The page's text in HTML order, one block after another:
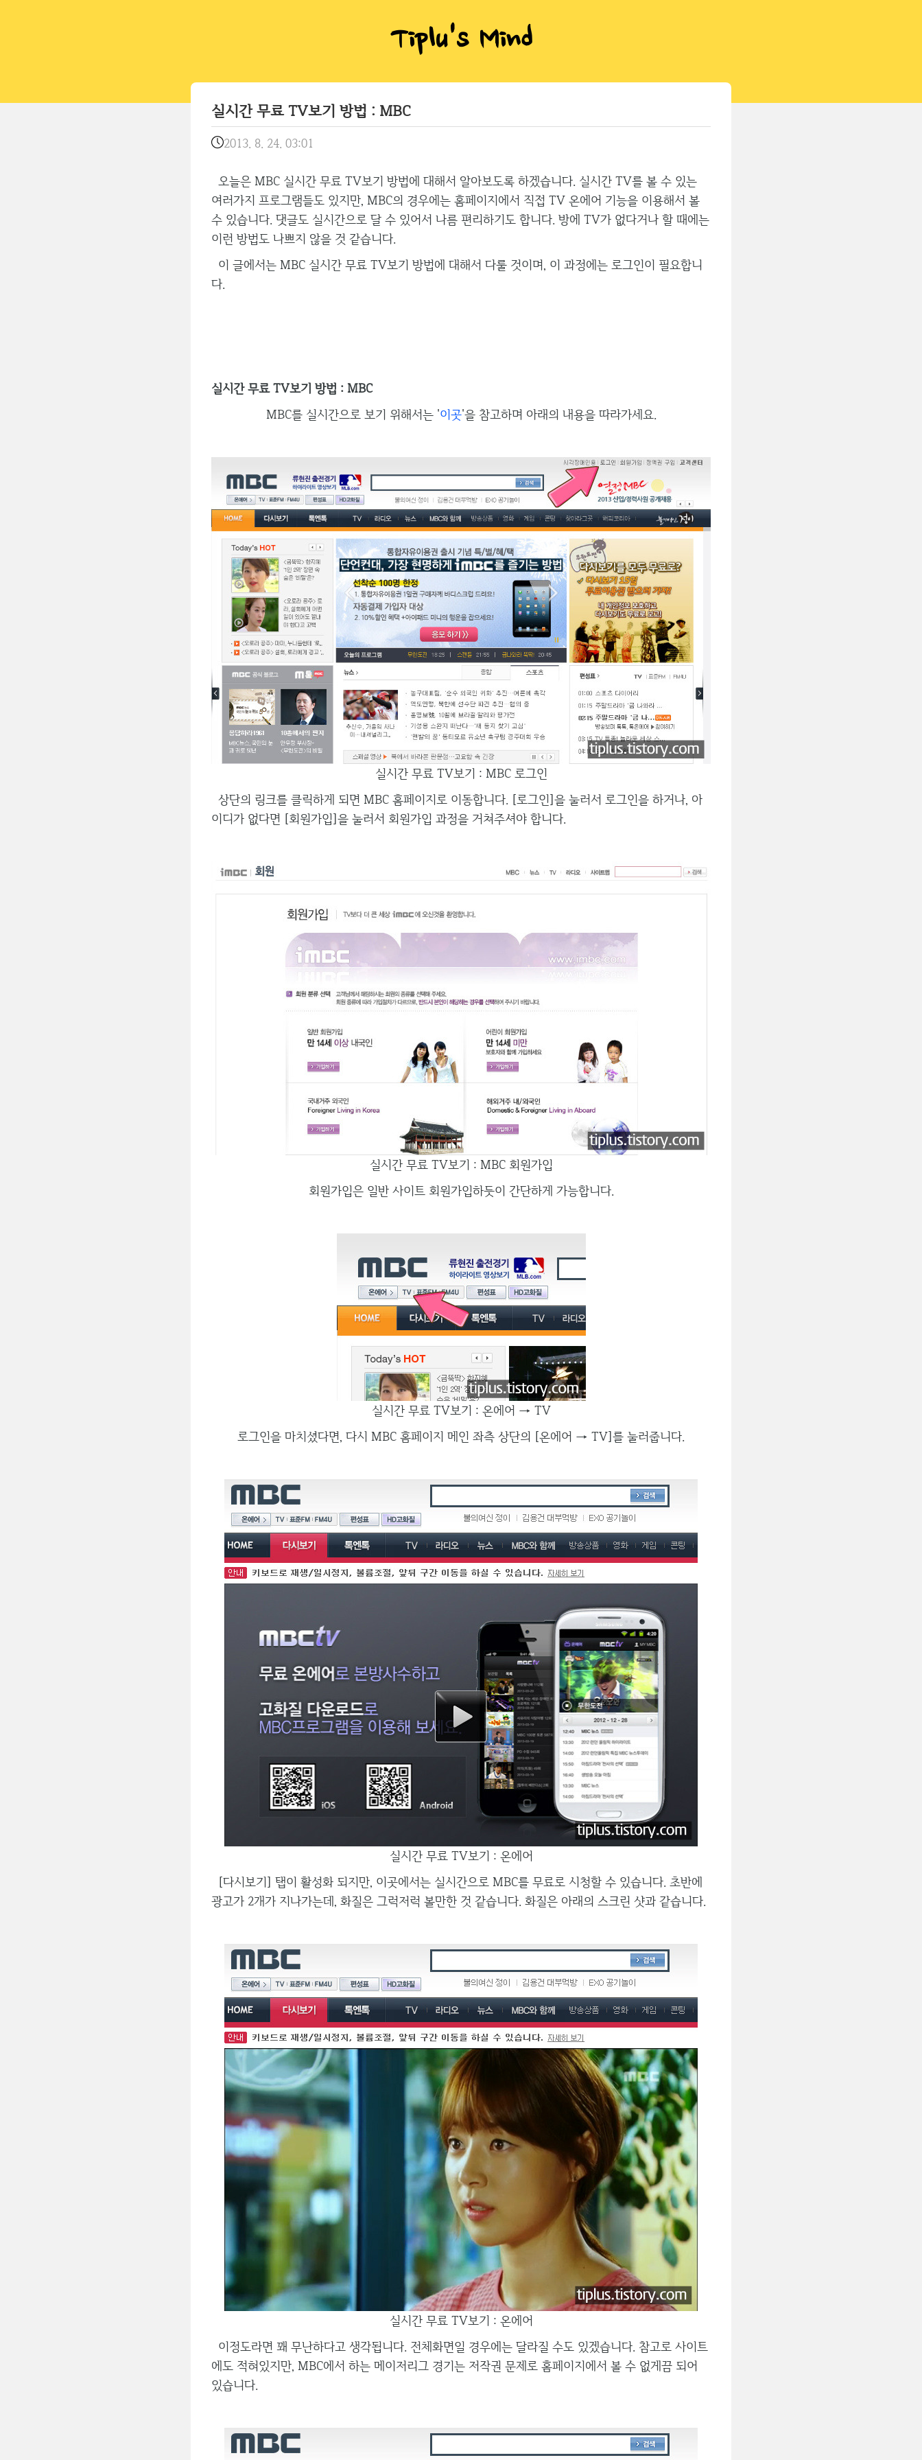
Tiplu's Mind
실시간 무료 TV보기 방법 : MBC
2013. 8. 24. 03:01
오늘은 MBC 실시간 무료 TV보기 방법에 대해서 알아보도록 하겠습니다. 실시간 TV를 볼 수 있는
여러가지 프로그램들도 있지만, MBC의 경우에는 홈페이지에서 직접 TV 온에어 기능을 이용해서 볼
수 있습니다. 댓글도 실시간으로 달 수 있어서 나름 편리하기도 합니다. 방에 TV가 없다거나 할 때에는
이런 방법도 나쁘지 않을 것 같습니다.
이 글에서는 MBC 실시간 무료 TV보기 방법에 대해서 다룰 것이며, 이 과정에는 로그인이 필요합니
다.
실시간 무료 TV보기 방법 : MBC
MBC를 실시간으로 보기 위해서는 '이곳'을 참고하며 아래의 내용을 따라가세요.
실시간 무료 TV보기 : MBC 로그인
상단의 링크를 클릭하게 되면 MBC 홈페이지로 이동합니다. [로그인]을 눌러서 로그인을 하거나, 아
이디가 없다면 [회원가입]을 눌러서 회원가입 과정을 거쳐주셔야 합니다.
실시간 무료 TV보기 : MBC 회원가입
회원가입은 일반 사이트 회원가입하듯이 간단하게 가능합니다.
실시간 무료 TV보기 : 온에어 → TV
로그인을 마치셨다면, 다시 MBC 홈페이지 메인 좌측 상단의 [온에어 → TV]를 눌러줍니다.
실시간 무료 TV보기 : 온에어
[다시보기] 탭이 활성화 되지만, 이곳에서는 실시간으로 MBC를 무료로 시청할 수 있습니다. 초반에
광고가 2개가 지나가는데, 화질은 그럭저럭 볼만한 것 같습니다. 화질은 아래의 스크린 샷과 같습니다.
실시간 무료 TV보기 : 온에어
이정도라면 꽤 무난하다고 생각됩니다. 전체화면일 경우에는 달라질 수도 있겠습니다. 참고로 사이트
에도 적혀있지만, MBC에서 하는 메이저리그 경기는 저작권 문제로 홈페이지에서 볼 수 없게끔 되어
있습니다.